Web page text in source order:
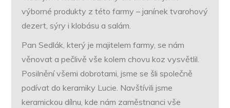
výborné produkty z této farmy – janínek tvarohový
dezert, sýry i klobásu a salám.
Pan Sedlák, který je majitelem farmy, se nám
věnovat a pečlivě vše kolem chovu koz vysvětlil.
Posilnění všemi dobrotami, jsme se šli společně
podívat do keramiky Lucie. Navštívili jsme
keramickou dílnu, kde nám zaměstnanci vše